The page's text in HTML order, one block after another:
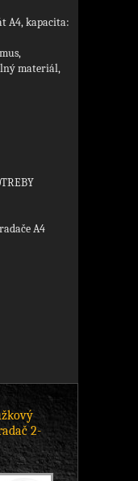
A4, kapacita:
materiál,
A4
2-